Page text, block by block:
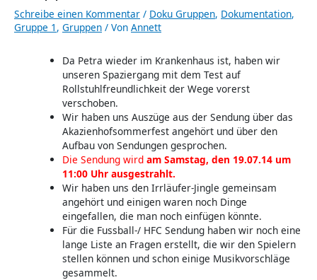
Schreibe einen Kommentar / Doku Gruppen, Dokumentation,
Gruppe 1 , Gruppen / Von Annett
Da Petra wieder im Krankenhaus ist, haben wir
unseren Spaziergang mit dem Test auf
Rollstuhlfreundlichkeit der Wege vorerst
verschoben.
Wir haben uns Auszüge aus der Sendung über das
Akazienhofsommerfest angehört und über den
Aufbau von Sendungen gesprochen.
Die Sendung wirdam Samstag, den 19.07.14 um
11:00 Uhr ausgestrahlt.
Wir haben uns den Irrläufer-Jingle gemeinsam
angehört und einigen waren noch Dinge
eingefallen, die man noch einfügen könnte.
Für die Fussball-/ HFC Sendung haben wir noch eine
lange Liste an Fragen erstellt, die wir den Spielern
stellen können und schon einige Musikvorschläge
gesammelt.